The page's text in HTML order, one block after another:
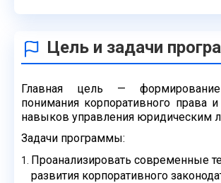
Цель и задачи
Главная цель — формирование
понимания корпоративного права и
навыков управления юридическим
Задачи программы:
Проанализировать современные
развития корпоративного